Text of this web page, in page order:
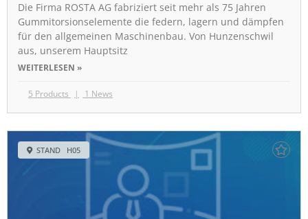
Die Firma ROSTA AG fabriziert seit mehr als 75 Jahren
Gummitorsionselemente die federn, lagern und dämpfen
für den allgemeinen Maschinenbau. Von Hunzenschwil
aus, unserem Hauptsitz
WEITERLESEN »
5 Products 1 News
STAND H05